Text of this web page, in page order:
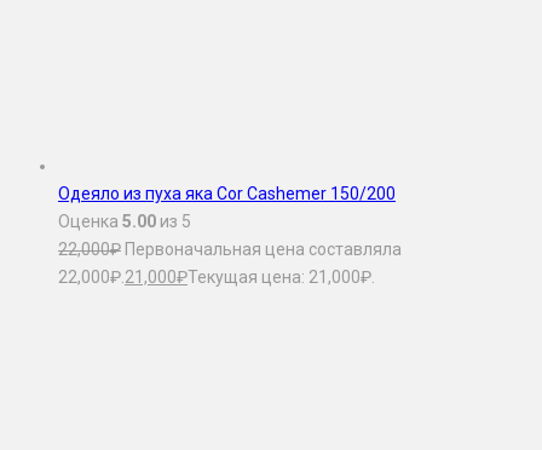
Одеяло из пуха яка Сor Cashemer 150/200
Оценка 5.00 из 5
22,000₽ Первоначальная цена составляла
22,000₽. 21,000₽Текущая цена: 21,000₽.